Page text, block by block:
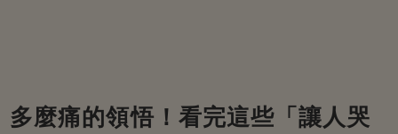
多麼痛的領悟！看完這些「讓人哭